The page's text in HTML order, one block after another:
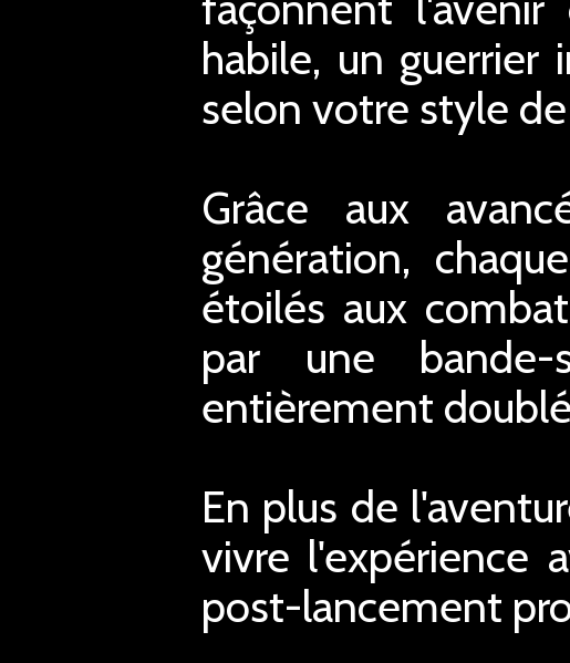
habile, un
selon votre style
Grâce aux
génération,
étoilés aux
par une bande-
entièrement
En plus de
vivre l'expérience
post-lancement